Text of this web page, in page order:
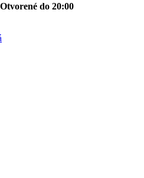
do 20:00